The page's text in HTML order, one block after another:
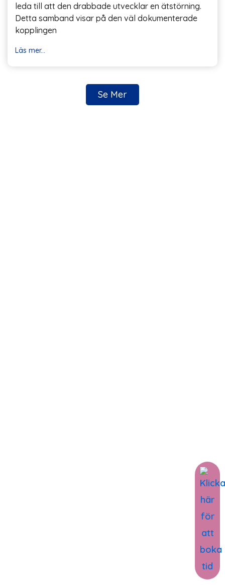
leda till att den drabbade utvecklar en ätstörning.
Detta samband visar på den väl dokumenterade
kopplingen
Läs mer...
Se Mer